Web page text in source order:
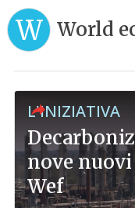
W World
L'INIZIATIVA
nove
Wef